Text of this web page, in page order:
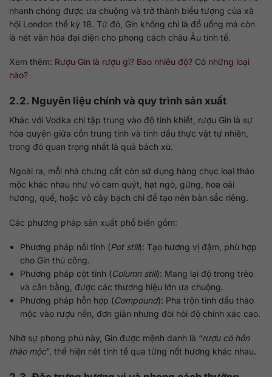
nhanh chóng được ưa chuộng và trở thành biểu tượng của xã
hội London thế kỷ 18. Từ đó, Gin không chỉ là đồ uống mà còn
là nét văn hóa đại diện cho phong cách châu Âu tinh tế.
Xem thêm: Rượu Gin là rượu gì? Bao nhiêu độ? Có những loại
nào?
2.2. Nguyên liệu chính và quy trình sản xuất
Khác với Vodka chỉ tập trung vào độ tinh khiết, rượu Gin là sự
hòa quyện giữa cồn trung tính và tinh dầu thực vật tự nhiên,
trong đó quan trọng nhất là quả bách xù.
Ngoài ra, mỗi nhà chưng cất còn sử dụng hàng chục loại thảo
mộc khác nhau như vỏ cam quýt, hạt ngò, gừng, hoa oải
hương, quế, hoặc vỏ cây bạch chỉ để tạo nên bản sắc riêng.
Các phương pháp sản xuất phổ biến gồm:
Phương pháp nồi tĩnh (Pot still): Tạo hương vị đậm, phù hợp
cho Gin thủ công.
Phương pháp cột tĩnh (Column still): Mang lại độ trong trẻo
và cân bằng, được các thương hiệu lớn ưa chuộng.
Phương pháp hỗn hợp (Compound): Pha trộn tinh dầu thảo
mộc vào rượu nền, đơn giản nhưng đòi hỏi độ chính xác cao.
Nhờ sự phong phú này, Gin được mệnh danh là “rượu có hồn
thảo mộc”, thể hiện nét tinh tế qua từng nốt hương khác nhau.